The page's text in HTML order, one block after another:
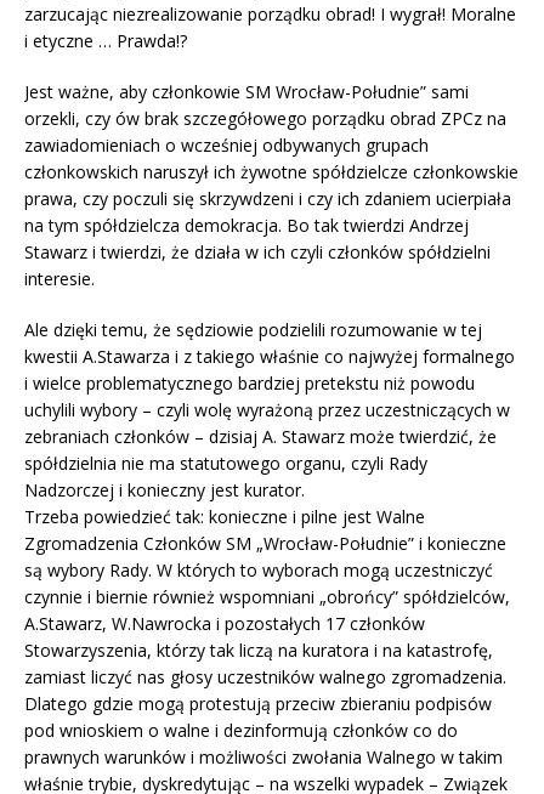
zarzucając niezrealizowanie porządku obrad! I wygrał! Moralne
i etyczne … Prawda!?
Jest ważne, aby członkowie SM Wrocław-Południe” sami
orzekli, czy ów brak szczegółowego porządku obrad ZPCz na
zawiadomieniach o wcześniej odbywanych grupach
członkowskich naruszył ich żywotne spółdzielcze członkowskie
prawa, czy poczuli się skrzywdzeni i czy ich zdaniem ucierpiała
na tym spółdzielcza demokracja. Bo tak twierdzi Andrzej
Stawarz i twierdzi, że działa w ich czyli członków spółdzielni
interesie.
Ale dzięki temu, że sędziowie podzielili rozumowanie w tej
kwestii A.Stawarza i z takiego właśnie co najwyżej formalnego
i wielce problematycznego bardziej pretekstu niż powodu
uchylili wybory – czyli wolę wyrażoną przez uczestniczących w
zebraniach członków – dzisiaj A. Stawarz może twierdzić, że
spółdzielnia nie ma statutowego organu, czyli Rady
Nadzorczej i konieczny jest kurator.
Trzeba powiedzieć tak: konieczne i pilne jest Walne
Zgromadzenia Członków SM „Wrocław-Południe” i konieczne
są wybory Rady. W których to wyborach mogą uczestniczyć
czynnie i biernie również wspomniani „obrońcy” spółdzielców,
A.Stawarz, W.Nawrocka i pozostałych 17 członków
Stowarzyszenia, którzy tak liczą na kuratora i na katastrofę,
zamiast liczyć nas głosy uczestników walnego zgromadzenia.
Dlatego gdzie mogą protestują przeciw zbieraniu podpisów
pod wnioskiem o walne i dezinformują członków co do
prawnych warunków i możliwości zwołania Walnego w takim
właśnie trybie, dyskredytując – na wszelki wypadek – Związek